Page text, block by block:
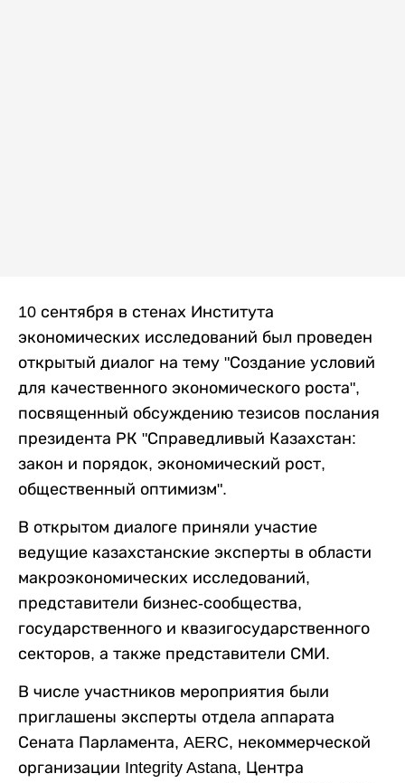
10 сентября в стенах Института
экономических исследований был проведен
открытый диалог на тему "Создание условий
для качественного экономического роста",
посвященный обсуждению тезисов послания
президента РК "Справедливый Казахстан:
закон и порядок, экономический рост,
общественный оптимизм".
В открытом диалоге приняли участие
ведущие казахстанские эксперты в области
макроэкономических исследований,
представители бизнес-сообщества,
государственного и квазигосударственного
секторов, а также представители СМИ.
В числе участников мероприятия были
приглашены эксперты отдела аппарата
Сената Парламента, AERC, некоммерческой
организации Integrity Astana, Центра